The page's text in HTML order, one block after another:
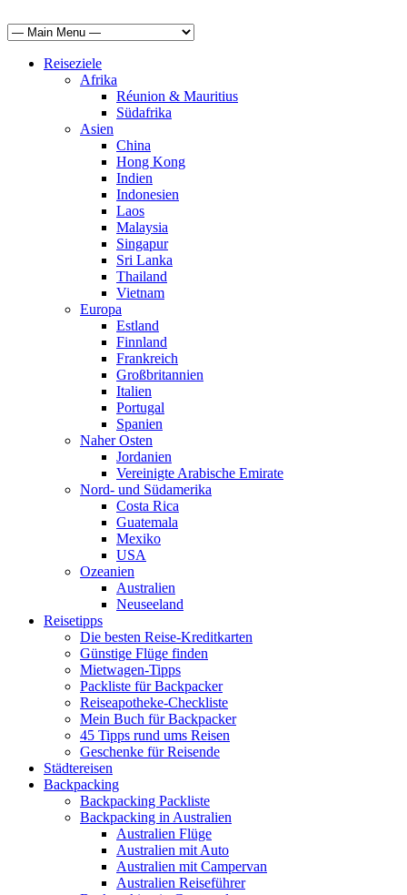
Reiseziele
Afrika
Réunion & Mauritius
Südafrika
Asien
China
Hong Kong
Indien
Indonesien
Laos
Malaysia
Singapur
Sri Lanka
Thailand
Vietnam
Europa
Estland
Finnland
Frankreich
Großbritannien
Italien
Portugal
Spanien
Naher Osten
Jordanien
Vereinigte Arabische Emirate
Nord- und Südamerika
Costa Rica
Guatemala
Mexiko
USA
Ozeanien
Australien
Neuseeland
Reisetipps
Die besten Reise-Kreditkarten
Günstige Flüge finden
Mietwagen-Tipps
Packliste für Backpacker
Reiseapotheke-Checkliste
Mein Buch für Backpacker
45 Tipps rund ums Reisen
Geschenke für Reisende
Städtereisen
Backpacking
Backpacking Packliste
Backpacking in Australien
Australien Flüge
Australien mit Auto
Australien mit Campervan
Australien Reiseführer